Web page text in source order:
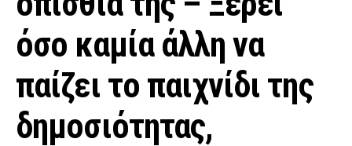
όσο καμία άλλη να
παίζει το παιχνίδι της
δημοσιότητας,